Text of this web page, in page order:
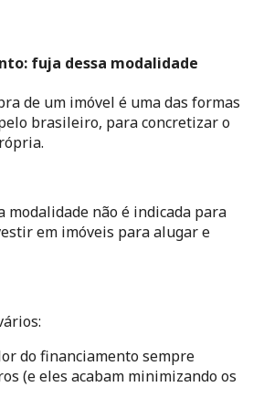
fuja dessa modalidade
de um imóvel é uma das formas
brasileiro, para concretizar o
modalidade não é indicada para
em imóveis para alugar e
do financiamento sempre
(e eles acabam minimizando os